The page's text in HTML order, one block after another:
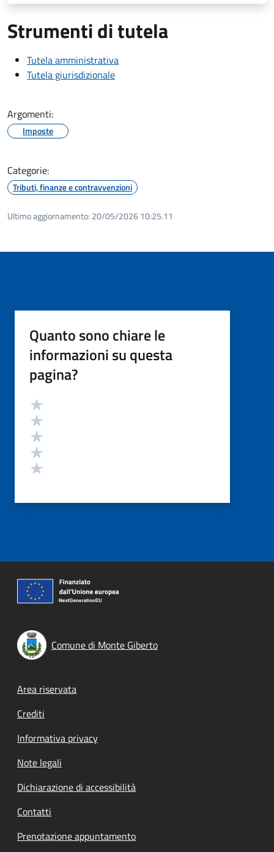
Strumenti di tutela
Tutela amministrativa
Tutela giurisdizionale
Argomenti:
Imposte
Categorie:
Tributi, finanze e contravvenzioni
Ultimo aggiornamento: 20/05/2026 10:25.11
Quanto sono chiare le
informazioni su questa
pagina?
Valutazione
Comune di Monte Giberto
Footer menu
Area riservata
Crediti
Informativa privacy
Note legali
Dichiarazione di accessibilità
Contatti
Prenotazione appuntamento